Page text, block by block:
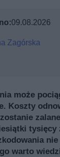
09.08.2026
Zagórska
może
Koszty
tysięcy
warto